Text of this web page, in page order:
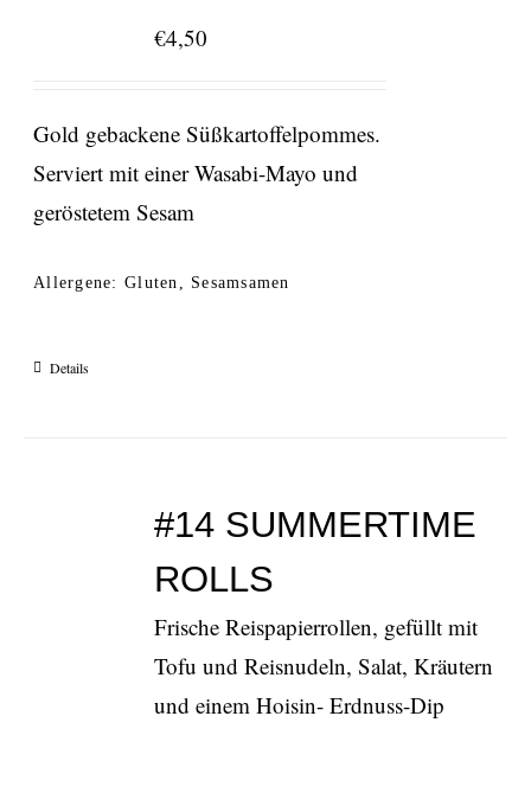
€4,50
Gold gebackene Süßkartoffelpommes.
Serviert mit einer Wasabi-Mayo und
geröstetem Sesam
Allergene: Gluten, Sesamsamen
Details
#14 SUMMERTIME
ROLLS
Frische Reispapierrollen, gefüllt mit
Tofu und Reisnudeln, Salat, Kräutern
und einem Hoisin- Erdnuss-Dip